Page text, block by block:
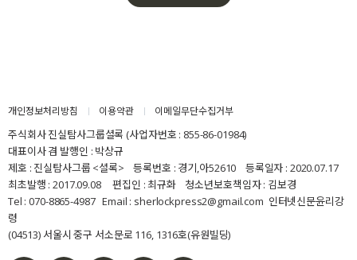
개인정보처리방침 이용약관 이메일무단수집거부
주식회사 진실탐사그룹셜록 (사업자번호 : 855-86-01984)
대표이사 겸 발행인 : 박상규
제호 : 진실탐사그룹 <셜록> 등록번호 : 경기,아52610 등록일자 : 2020.07.17
최초발행 : 2017.09.08 편집인 : 최규화 청소년보호책임자 : 김보경
Tel : 070-8865-4987 Email : sherlockpress2@gmail.com 인터넷신문윤리강
령
(04513) 서울시 중구 서소문로 116, 1316호(유원빌딩)